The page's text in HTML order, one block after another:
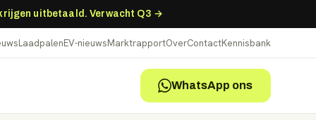
uitbetaald. Verwacht Q3 →
LaadpalenEV-nieuwsMarktrapportOverContactKennisbank
WhatsApp ons